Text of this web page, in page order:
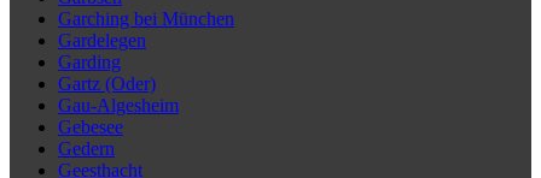
Garching bei München
Gardelegen
Garding
Gartz (Oder)
Gau-Algesheim
Gebesee
Gedern
Geesthacht